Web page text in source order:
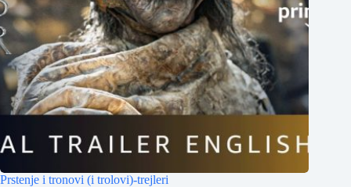
Prstenje i tronovi (i trolovi)-trejleri